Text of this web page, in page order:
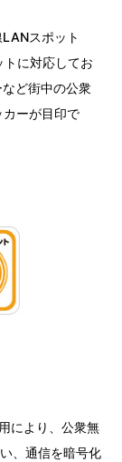
スポット
に対応してお
ど街中の公衆
ーが目印で
により、公衆無
、通信を暗号化